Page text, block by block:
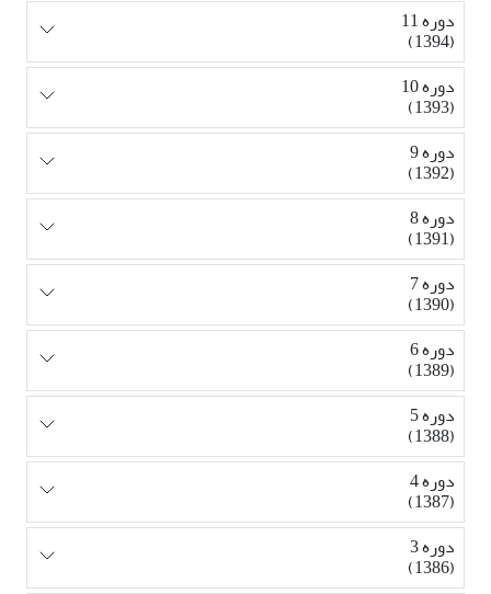
دوره 11
(1394)
دوره 10
(1393)
دوره 9
(1392)
دوره 8
(1391)
دوره 7
(1390)
دوره 6
(1389)
دوره 5
(1388)
دوره 4
(1387)
دوره 3
(1386)